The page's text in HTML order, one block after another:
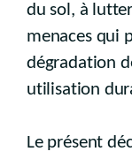
du sol, à
menaces qui
dégradation
utilisation
Le présent